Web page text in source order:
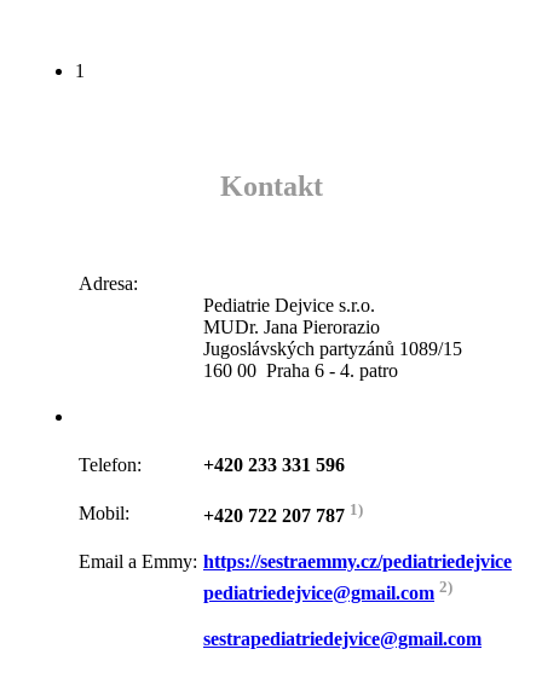
1
Kontakt
Adresa:
Pediatrie Dejvice s.r.o.
MUDr. Jana Pierorazio
Jugoslávských partyzánů 1089/15
160 00 Praha 6 - 4. patro
Telefon: +420 233 331 596
Mobil: +420 722 207 787 1)
Email a Emmy: https://sestraemmy.cz/pediatriedejvice
pediatriedejvice@gmail.com 2)
sestrapediatriedejvice@gmail.com